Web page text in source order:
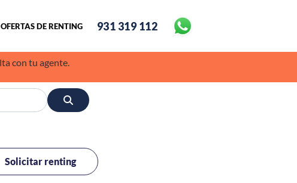
OFERTAS DE RENTING 931 319 112
con tu agente.
Solicitar renting